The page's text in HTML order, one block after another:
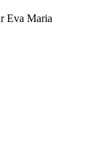
Eva Maria